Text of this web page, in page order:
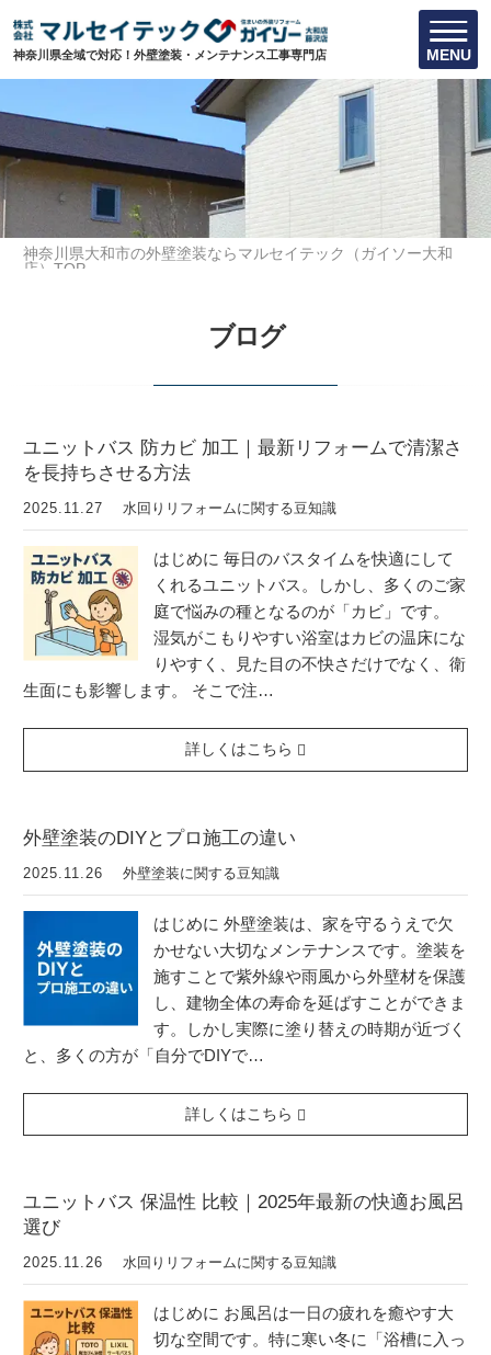
神奈川県全域で対応！外壁塗装・メンテナンス工事専門店 MENU
神奈川県大和市の外壁塗装ならマルセイテック（ガイソー大和
店）TOP
ブログ
ユニットバス 防カビ 加工｜最新リフォームで清潔さ
を長持ちさせる方法
2025.11.27 水回りリフォームに関する豆知識
はじめに 毎日のバスタイムを快適にして
くれるユニットバス。しかし、多くのご家
庭で悩みの種となるのが「カビ」です。
湿気がこもりやすい浴室はカビの温床にな
りやすく、見た目の不快さだけでなく、衛
生面にも影響します。 そこで注…
詳しくはこちら
外壁塗装のDIYとプロ施工の違い
2025.11.26 外壁塗装に関する豆知識
はじめに 外壁塗装は、家を守るうえで欠
かせない大切なメンテナンスです。塗装を
施すことで紫外線や雨風から外壁材を保護
し、建物全体の寿命を延ばすことができま
す。しかし実際に塗り替えの時期が近づく
と、多くの方が「自分でDIYで…
詳しくはこちら
ユニットバス 保温性 比較｜2025年最新の快適お風呂
選び
2025.11.26 水回りリフォームに関する豆知識
はじめに お風呂は一日の疲れを癒やす大
切な空間です。特に寒い冬に「浴槽に入っ